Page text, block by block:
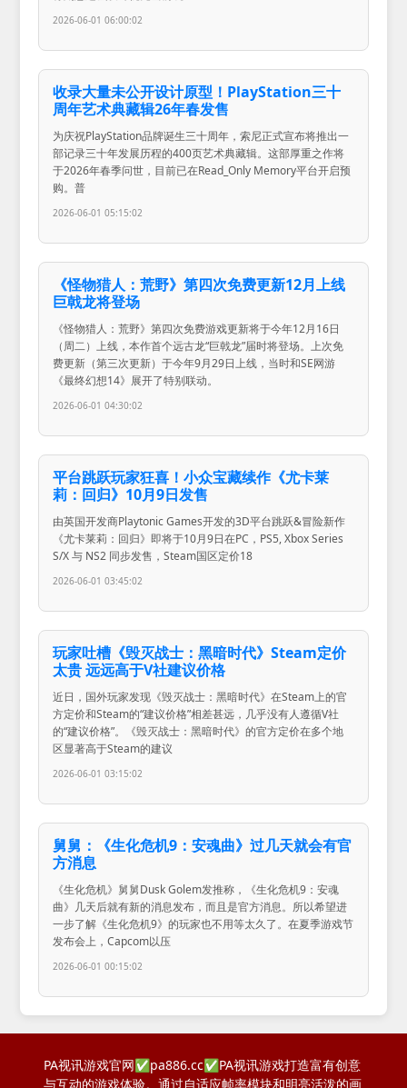
2026-06-01 06:00:02
收录大量未公开设计原型！PlayStation三十
周年艺术典藏辑26年春发售
为庆祝PlayStation品牌诞生三十周年，索尼正式宣布将推出一
部记录三十年发展历程的400页艺术典藏辑。这部厚重之作将
于2026年春季问世，目前已在Read_Only Memory平台开启预
购。普
2026-06-01 05:15:02
《怪物猎人：荒野》第四次免费更新12月上线
巨戟龙将登场
《怪物猎人：荒野》第四次免费游戏更新将于今年12月16日
（周二）上线，本作首个远古龙“巨戟龙”届时将登场。上次免
费更新（第三次更新）于今年9月29日上线，当时和SE网游
《最终幻想14》展开了特别联动。
2026-06-01 04:30:02
平台跳跃玩家狂喜！小众宝藏续作《尤卡莱
莉：回归》10月9日发售
由英国开发商Playtonic Games开发的3D平台跳跃&冒险新作
《尤卡莱莉：回归》即将于10月9日在PC，PS5, Xbox Series
S/X 与 NS2 同步发售，Steam国区定价18
2026-06-01 03:45:02
玩家吐槽《毁灭战士：黑暗时代》Steam定价
太贵 远远高于V社建议价格
近日，国外玩家发现《毁灭战士：黑暗时代》在Steam上的官
方定价和Steam的“建议价格”相差甚远，几乎没有人遵循V社
的“建议价格”。《毁灭战士：黑暗时代》的官方定价在多个地
区显著高于Steam的建议
2026-06-01 03:15:02
舅舅：《生化危机9：安魂曲》过几天就会有官
方消息
《生化危机》舅舅Dusk Golem发推称，《生化危机9：安魂
曲》几天后就有新的消息发布，而且是官方消息。所以希望进
一步了解《生化危机9》的玩家也不用等太久了。在夏季游戏节
发布会上，Capcom以压
2026-06-01 00:15:02
PA视讯游戏官网✅pa886.cc✅PA视讯游戏打造富有创意
与互动的游戏体验。通过自适应帧率模块和明亮活泼的画